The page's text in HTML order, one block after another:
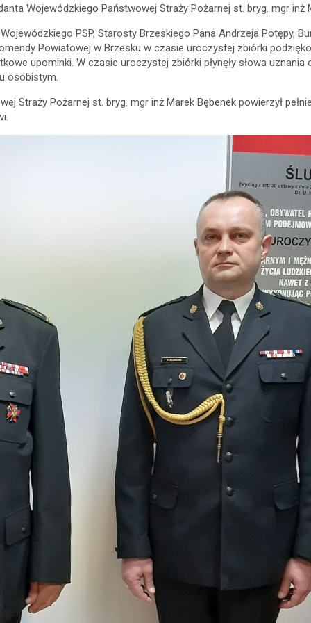
Wojewódzkiego Państwowej Straży Pożarnej st. bryg. mgr inż
PSP, Starosty Brzeskiego Pana Andrzeja Potępy,
Powiatowej w Brzesku w czasie uroczystej zbiórki
upominki. W czasie uroczystej zbiórki płynęły słowa
osobistym.
Straży Pożarnej st. bryg. mgr inż Marek Bębenek powierzył